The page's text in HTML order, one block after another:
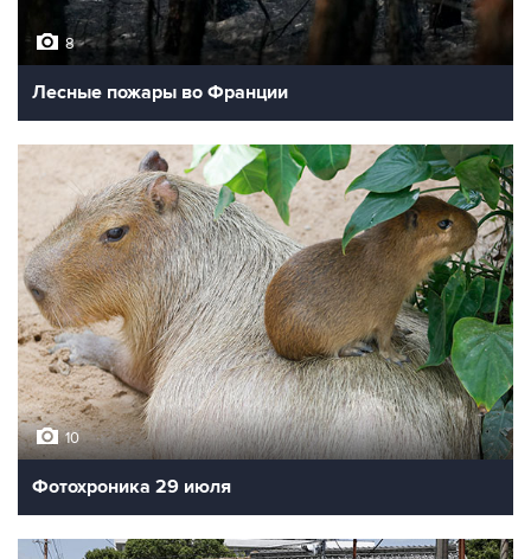
8
Лесные пожары во Франции
10
Фотохроника 29 июля